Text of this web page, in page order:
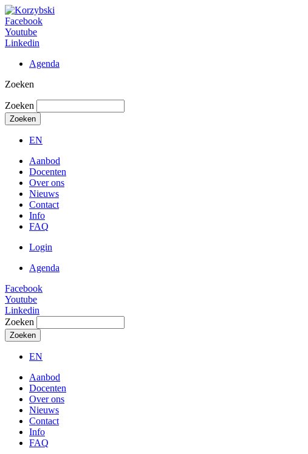
Facebook
Youtube
Linkedin
Agenda
Zoeken
Zoeken
EN
Aanbod
Docenten
Over ons
Nieuws
Contact
Info
FAQ
Login
Agenda
Facebook
Youtube
Linkedin
Zoeken
EN
Aanbod
Docenten
Over ons
Nieuws
Contact
Info
FAQ